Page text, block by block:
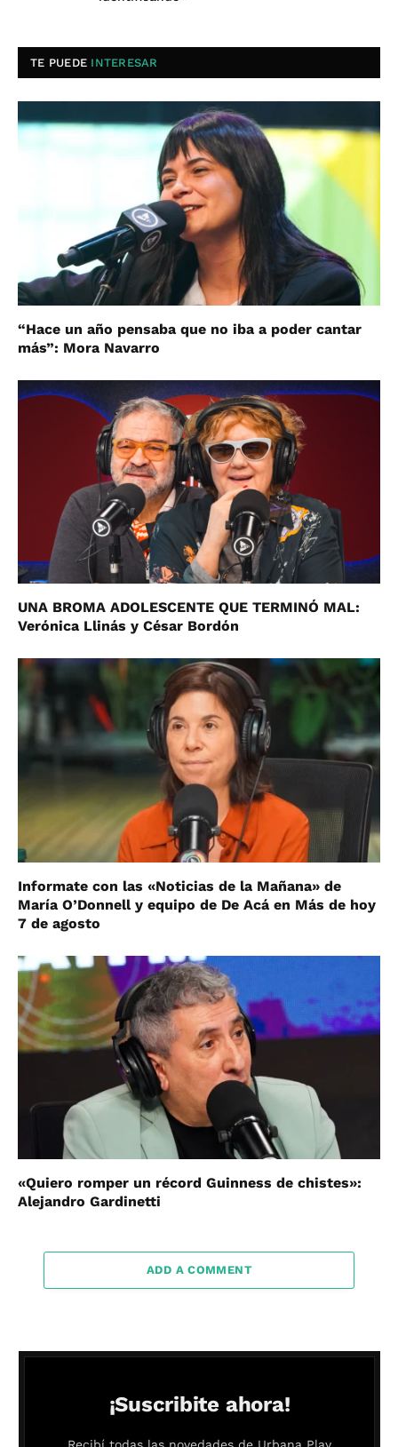
TE PUEDE INTERESAR
“Hace un año pensaba que no iba a poder cantar
más”: Mora Navarro
UNA BROMA ADOLESCENTE QUE TERMINÓ MAL:
Verónica Llinás y César Bordón
Informate con las «Noticias de la Mañana» de
María O’Donnell y equipo de De Acá en Más de hoy
7 de agosto
«Quiero romper un récord Guinness de chistes»:
Alejandro Gardinetti
ADD A COMMENT
¡Suscribite ahora!